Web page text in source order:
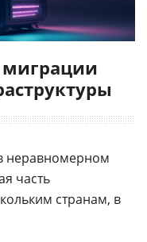
неравномерном
часть
странам, в